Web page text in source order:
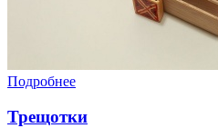
Подробнее
Трещотки